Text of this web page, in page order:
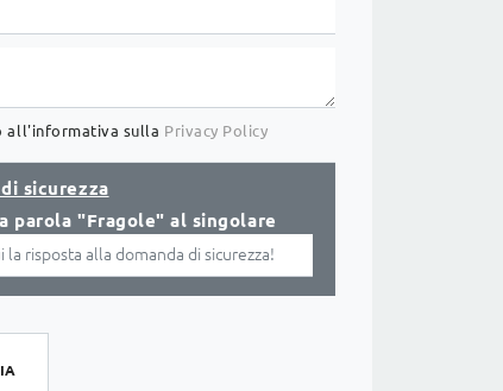
all'informativa sulla Privacy Policy
sicurezza
parola "Fragole" al singolare